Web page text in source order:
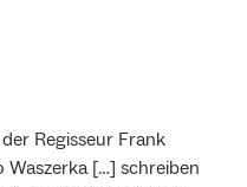
Regisseur Frank
[…] schreiben